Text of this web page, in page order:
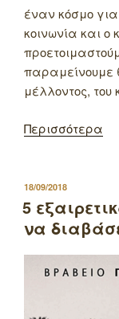
έναν κόσμο
κοινωνία και
παραμείνουμε
μέλλοντος, του
Περισσότερα
ΔΗΜΟΣΙΕΥΤΗΚΕ
ΣΤΙΣ
18/09/2018
5
να